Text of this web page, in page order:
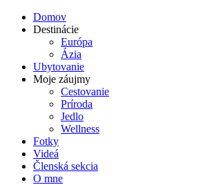
Domov
Destinácie
Európa
Ázia
Ubytovanie
Moje záujmy
Cestovanie
Príroda
Jedlo
Wellness
Fotky
Videá
Členská sekcia
O mne